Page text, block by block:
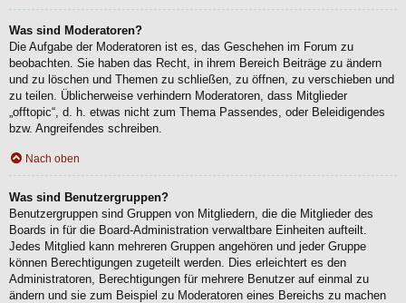
Was sind Moderatoren?
Die Aufgabe der Moderatoren ist es, das Geschehen im Forum zu
beobachten. Sie haben das Recht, in ihrem Bereich Beiträge zu ändern
und zu löschen und Themen zu schließen, zu öffnen, zu verschieben und
zu teilen. Üblicherweise verhindern Moderatoren, dass Mitglieder
„offtopic“, d. h. etwas nicht zum Thema Passendes, oder Beleidigendes
bzw. Angreifendes schreiben.
Nach oben
Was sind Benutzergruppen?
Benutzergruppen sind Gruppen von Mitgliedern, die die Mitglieder des
Boards in für die Board-Administration verwaltbare Einheiten aufteilt.
Jedes Mitglied kann mehreren Gruppen angehören und jeder Gruppe
können Berechtigungen zugeteilt werden. Dies erleichtert es den
Administratoren, Berechtigungen für mehrere Benutzer auf einmal zu
ändern und sie zum Beispiel zu Moderatoren eines Bereichs zu machen